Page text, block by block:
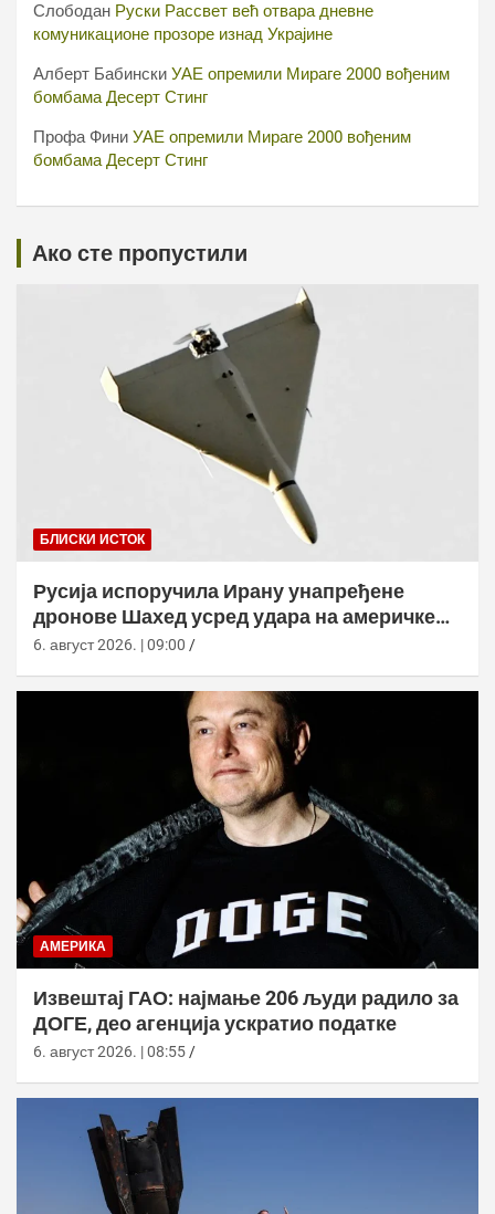
Слободан Руски Рассвет већ отвара дневне
комуникационе прозоре изнад Украјине
Алберт Бабински УАЕ опремили Мираге 2000 вођеним
бомбама Десерт Стинг
Профа Фини УАЕ опремили Мираге 2000 вођеним
бомбама Десерт Стинг
Ако сте пропустили
БЛИСКИ ИСТОК
Русија испоручила Ирану унапређене
дронове Шахед усред удара на америчке
базе
6. август 2026. | 09:00
АМЕРИКА
Извештај ГАО: најмање 206 људи радило за
ДОГЕ, део агенција ускратио податке
6. август 2026. | 08:55